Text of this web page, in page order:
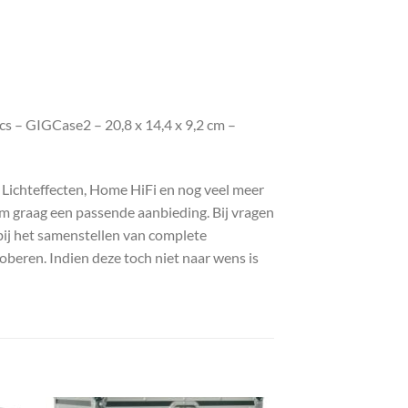
– GIGCase2 – 20,8 x 14,4 x 9,2 cm –
Home HiFi en nog veel meer
een passende aanbieding. Bij vragen
het samenstellen van complete
Indien deze toch niet naar wens is